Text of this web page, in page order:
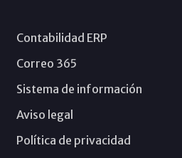
Contabilidad ERP
Correo 365
Sistema de información
Aviso legal
Política de privacidad